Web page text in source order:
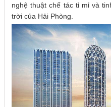
nghệ thuật chế tác tỉ mỉ và
trời của Hải Phòng.